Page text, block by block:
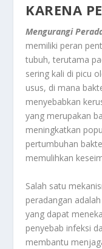
KARENA
Mengurangi
memiliki peran
tubuh, terutama
sering kali di picu
usus, di mana
menyebabkan
yang merupakan
meningkatkan
pertumbuhan
memulihkan
Salah satu
peradangan
yang dapat
penyebab infeksi
membantu